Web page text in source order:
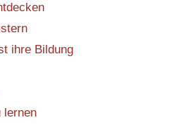
ihre Bildung
lernen